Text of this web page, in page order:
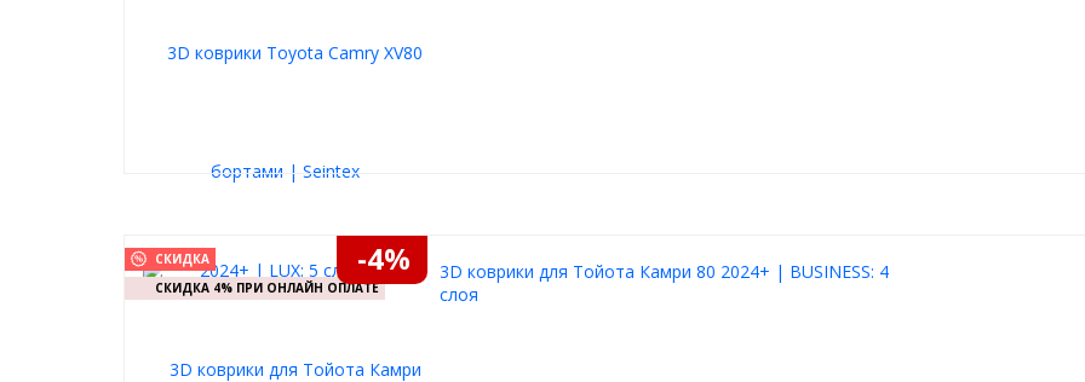
СКИДКА
СКИДКА 4% ПРИ ОНЛАЙН ОПЛАТЕ
-4%
3D коврики для Тойота Камри 80 2024+ | BUSINESS: 4
слоя